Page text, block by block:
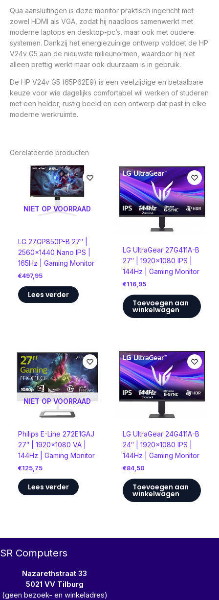
Qua aansluitingen is deze monitor praktisch ingericht met
zowel HDMI als VGA, zodat hij naadloos samenwerkt met
moderne laptops en desktop-pc’s, maar ook met oudere
systemen. Dankzij het energiezuinige ontwerp voldoet de HP
V24v G5 aan de nieuwste milieunormen, waardoor hij niet
alleen prettig werkt maar ook duurzaam is in gebruik.
De HP V24v G5 (65P62E9) is een veelzijdige en betaalbare
keuze voor wie dagelijks comfortabel wil werken of studeren
met een helder, rustig beeld en een ontwerp dat past in elke
moderne werkruimte.
Gerelateerde producten
NIET OP VOORRAAD
LG 27GP850P-B 27″ |
2560×1440 Nano IPS |
165Hz | Gaming Monitor
€497,95
Lees verder
LG UltraGear 27G411A-B
27″ | 1920×1080 IPS |
144Hz | Gaming Monitor
€116,95
Toevoegen aan
winkelwagen
NIET OP VOORRAAD
Philips E-Line 272E1GAJ
27″ | 1920×1080 VA |
144Hz | Gaming Monitor
€125,75
Lees verder
LG UltraGear 24G411A-B
24″ | 1920×1080 IPS |
144Hz | Gaming Monitor
€84,50
Toevoegen aan
winkelwagen
SR Computers
Nazarethstraat 33
5021 VV Tilburg
(geen bezoek- en winkeladres)